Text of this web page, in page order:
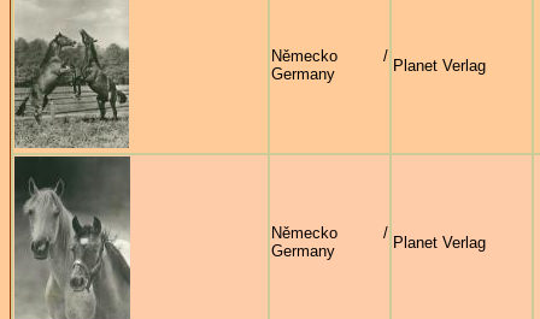
Německo /
Germany
Planet Verlag
Německo /
Germany
Planet Verlag